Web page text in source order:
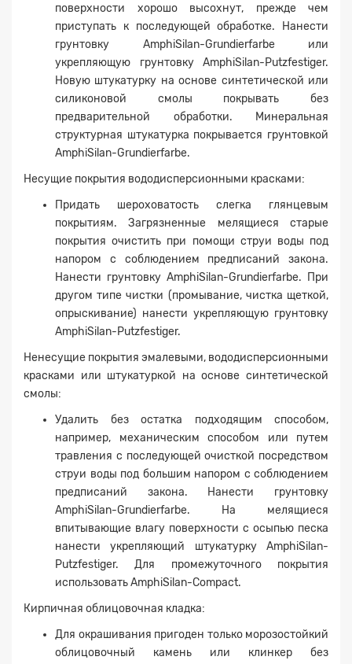
поверхности хорошо высохнут, прежде чем
приступать к последующей обработке. Нанести
грунтовку AmphiSilan-Grundierfarbe или
укрепляющую грунтовку AmphiSilan-Putzfestiger.
Новую штукатурку на основе синтетической или
силиконовой смолы покрывать без
предварительной обработки. Минеральная
структурная штукатурка покрывается грунтовкой
AmphiSilan-Grundierfarbe.
Несущие покрытия вододисперсионными красками:
Придать шероховатость слегка глянцевым
покрытиям. Загрязненные мелящиеся старые
покрытия очистить при помощи струи воды под
напором с соблюдением предписаний закона.
Нанести грунтовку AmphiSilan-Grundierfarbe. При
другом типе чистки (промывание, чистка щеткой,
опрыскивание) нанести укрепляющую грунтовку
AmphiSilan-Putzfestiger.
Ненесущие покрытия эмалевыми, вододисперсионными
красками или штукатуркой на основе синтетической
смолы:
Удалить без остатка подходящим способом,
например, механическим способом или путем
травления с последующей очисткой посредством
струи воды под большим напором с соблюдением
предписаний закона. Нанести грунтовку
AmphiSilan-Grundierfarbe. На мелящиеся
впитывающие влагу поверхности с осыпью песка
нанести укрепляющий штукатурку AmphiSilan-
Putzfestiger. Для промежуточного покрытия
использовать AmphiSilan-Compact.
Кирпичная облицовочная кладка:
Для окрашивания пригоден только морозостойкий
облицовочный камень или клинкер без